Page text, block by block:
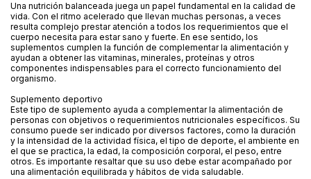
Una nutrición balanceada juega un papel fundamental en la calidad de
vida. Con el ritmo acelerado que llevan muchas personas, a veces
resulta complejo prestar atención a todos los requerimientos que el
cuerpo necesita para estar sano y fuerte. En ese sentido, los
suplementos cumplen la función de complementar la alimentación y
ayudan a obtener las vitaminas, minerales, proteínas y otros
componentes indispensables para el correcto funcionamiento del
organismo.
Suplemento deportivo
Este tipo de suplemento ayuda a complementar la alimentación de
personas con objetivos o requerimientos nutricionales específicos. Su
consumo puede ser indicado por diversos factores, como la duración
y la intensidad de la actividad física, el tipo de deporte, el ambiente en
el que se practica, la edad, la composición corporal, el peso, entre
otros. Es importante resaltar que su uso debe estar acompañado por
una alimentación equilibrada y hábitos de vida saludable.